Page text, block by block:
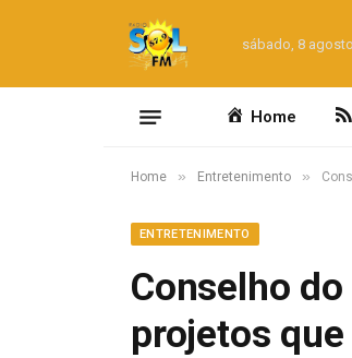
sábado, 8 agosto
Home
Home » Entretenimento »
ENTRETENIMENTO
Conselho
projetos